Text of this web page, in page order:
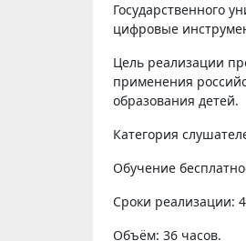
Государственного
цифровые
Цель реализации
применения
образования детей.
Категория
Обучение
Сроки реализации:
Объём: 36 часов.